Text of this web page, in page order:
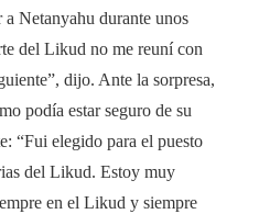
a Netanyahu durante unos
del Likud no me reuní con
dijo. Ante la sorpresa,
podía estar seguro de su
“Fui elegido para el puesto
del Likud. Estoy muy
en el Likud y siempre